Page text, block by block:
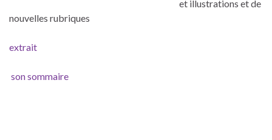
et illustrations et de
nouvelles rubriques
extrait
son sommaire